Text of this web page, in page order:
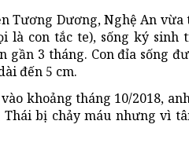
Tương Dương, Nghệ An
là con tắc te), sống ký sinh
gần 3 tháng. Con đỉa sống
đến 5 cm.
khoảng tháng 10/2018,
Thái bị chảy máu nhưng vì